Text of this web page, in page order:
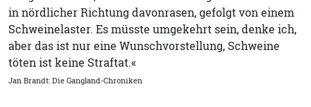
in nördlicher Richtung davonrasen, gefolgt von einem
Schweinelaster. Es müsste umgekehrt sein, denke ich,
aber das ist nur eine Wunschvorstellung, Schweine
töten ist keine Straftat.«
Jan Brandt: Die Gangland-Chroniken